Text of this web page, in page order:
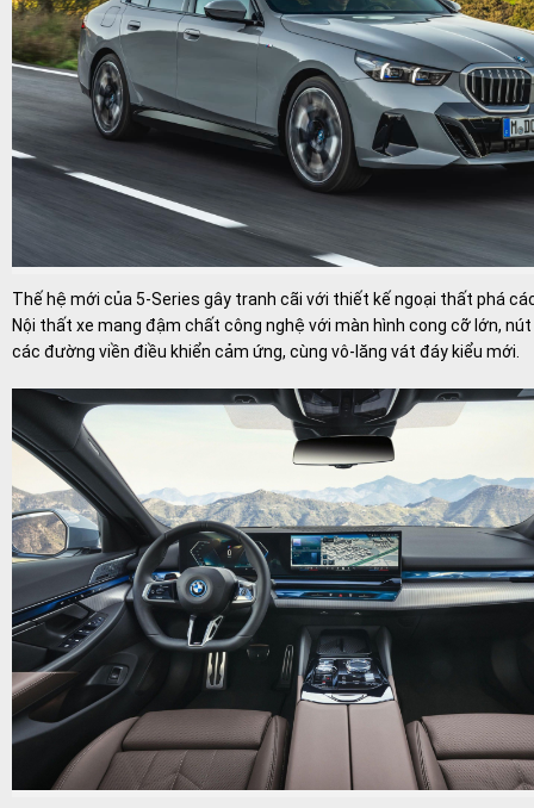
Thế hệ mới của 5-Series gây tranh cãi với thiết kế ngoại thất phá
Nội thất xe mang đậm chất công nghệ với màn hình cong cỡ lớn,
các đường viền điều khiển cảm ứng, cùng vô-lăng vát đáy kiểu mới.